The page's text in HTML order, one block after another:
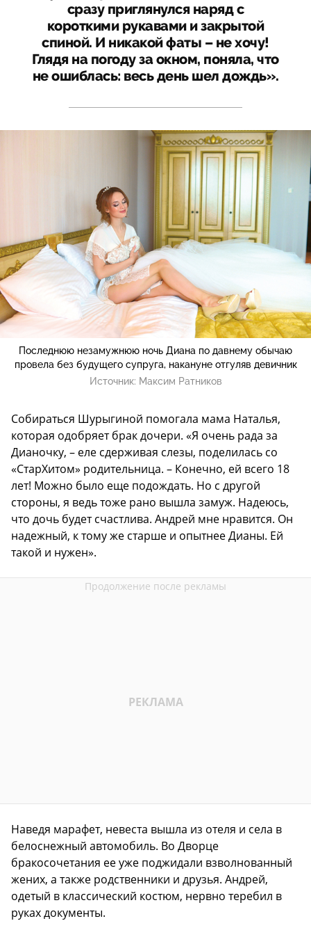
сразу приглянулся наряд с
короткими рукавами и закрытой
спиной. И никакой фаты – не хочу!
Глядя на погоду за окном, поняла, что
не ошиблась: весь день шел дождь».
Последнюю незамужнюю ночь Диана по давнему обычаю
провела без будущего супруга, накануне отгуляв девичник
Источник: Максим Ратников
Собираться Шурыгиной помогала мама Наталья,
которая одобряет брак дочери. «Я очень рада за
Дианочку, – еле сдерживая слезы, поделилась со
«СтарХитом» родительница. – Конечно, ей всего 18
лет! Можно было еще подождать. Но с другой
стороны, я ведь тоже рано вышла замуж. Надеюсь,
что дочь будет счастлива. Андрей мне нравится. Он
надежный, к тому же старше и опытнее Дианы. Ей
такой и нужен».
Наведя марафет, невеста вышла из отеля и села в
белоснежный автомобиль. Во Дворце
бракосочетания ее уже поджидали взволнованный
жених, а также родственники и друзья. Андрей,
одетый в классический костюм, нервно теребил в
руках документы.